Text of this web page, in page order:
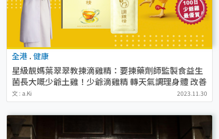
全港 . 健康
星級靚媽葉翠翠教揀滴雞精：要揀藥劑師監製食益生
菌長大嘅少爺土雞！少爺滴雞精 轉天氣調理身體 改善
易攰易病無嚟精神
文 : a.Ki 2023.11.30